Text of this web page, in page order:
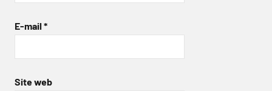
E-mail *
Site web